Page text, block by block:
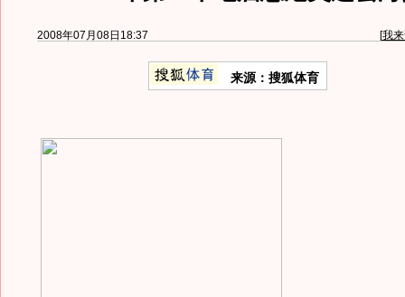
2008年07月08日18:37 [我
来源：搜狐体育